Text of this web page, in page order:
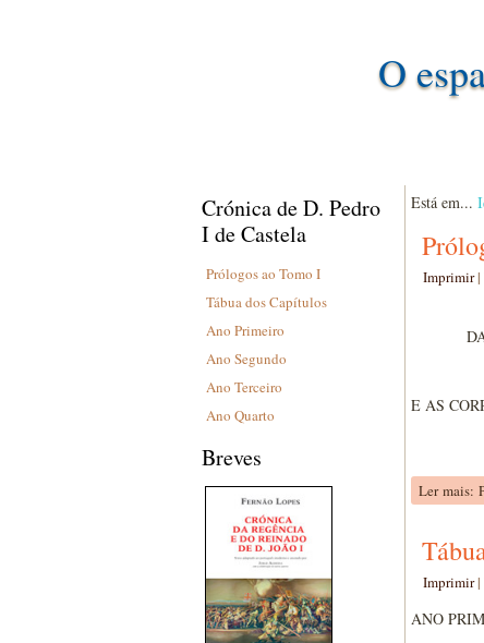
O
Crónica de D. Pedro
I de Castela
Prólogos ao Tomo I
Tábua dos Capítulos
Ano Primeiro
Ano Segundo
Ano Terceiro
Ano Quarto
Breves
Está em...
Imprimir|
E AS
Ler mais:
Imprimir|
ANO